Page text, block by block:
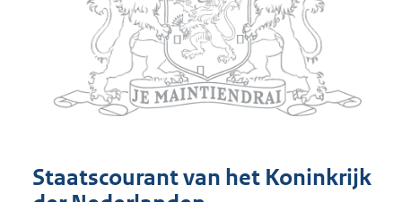
Staatscourant van het Koninkrijk